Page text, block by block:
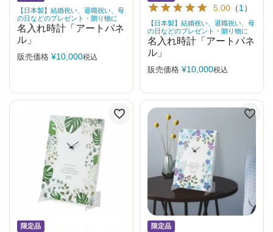
【日本製】結婚祝い、退職祝い、母
の日などのプレゼント・贈り物に
名入れ時計「アートパネ
ル」
販売価格 ¥10,000税込
5.00 （1 ）
【日本製】結婚祝い、退職祝い、母
の日などのプレゼント・贈り物に
名入れ時計「アートパネ
ル」
販売価格 ¥10,000税込
限定品
限定品